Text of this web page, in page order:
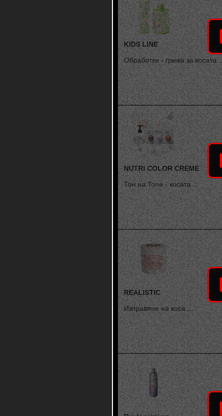
KIDS LINE
Обработки - грижа за косата
NUTRI COLOR CREME
Тон на Tone - косата ...
REALISTIC
Изправяне на коса ...